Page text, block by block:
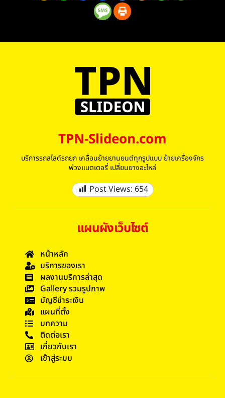
TPN-Slideon.com
บริการรถสไลด์รถยก เคลื่อนย้ายยานยนต์ทุกรูปแบบ ย้ายเครื่องจักร
พ่วงแบตเตอรี่ เปลี่ยนยางอะไหล่
Post Views: 654
แผนผังเว็บไซต์
หน้าหลัก
บริการของเรา
ผลงานบริการล่าสุด
Gallery รวมรูปภาพ
บัญชีชำระเงิน
แผนที่ตั้ง
บทความ
ติดต่อเรา
เกี่ยวกับเรา
เข้าสู่ระบบ